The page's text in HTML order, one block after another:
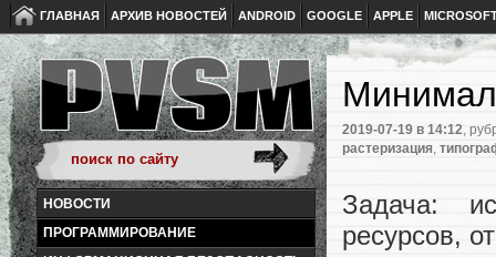
ГЛАВНАЯ АРХИВ НОВОСТЕЙ ANDROID GOOGLE APPLE
НОВОСТИ
ПРОГРАММИРОВАНИЕ
2019-07-19 в 14:12,
растеризация,
Задача:
ресурсов,